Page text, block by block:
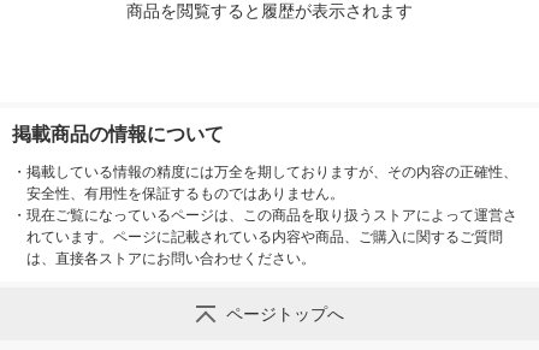
商品を閲覧すると履歴が表示されます
掲載商品の情報について
・ 掲載している情報の精度には万全を期しておりますが、その内容の正確性、
安全性、有用性を保証するものではありません。
・ 現在ご覧になっているページは、この商品を取り扱うストアによって運営さ
れています。ページに記載されている内容や商品、ご購入に関するご質問
は、直接各ストアにお問い合わせください。
ページトップへ